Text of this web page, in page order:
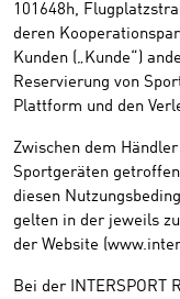
101648h,
deren
Kunden („Kunde“)
Reservierung von
Plattform und den
Zwischen dem
Sportgeräten
diesen
gelten in der jeweils
der Website
Bei der INTERSPORT